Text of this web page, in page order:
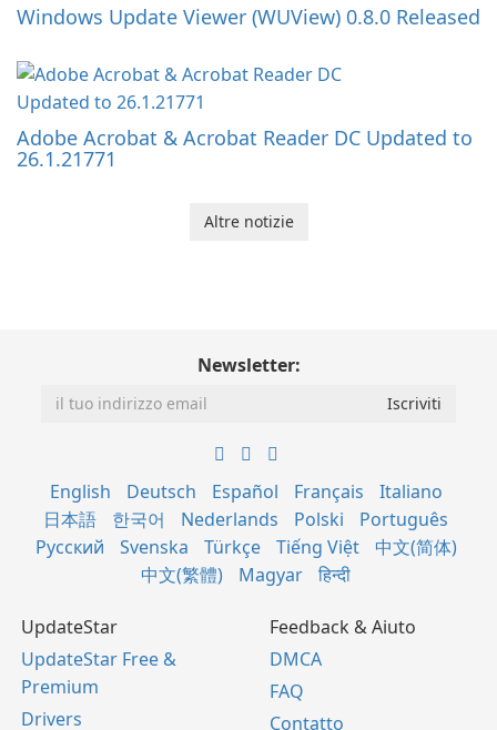
Windows Update Viewer (WUView) 0.8.0 Released
Adobe Acrobat & Acrobat Reader DC Updated to
26.1.21771
Altre notizie
Newsletter:
English Deutsch Español Français
Italiano
日本語
한국어 Nederlands Polski
Português
Русский
Svenska Türkçe Tiếng Việt
中文(简体)
中文(繁體)
Magyar हिन्दी
UpdateStar
UpdateStar Free &
Premium
Drivers
Feedback & Aiuto
DMCA
FAQ
Contatto